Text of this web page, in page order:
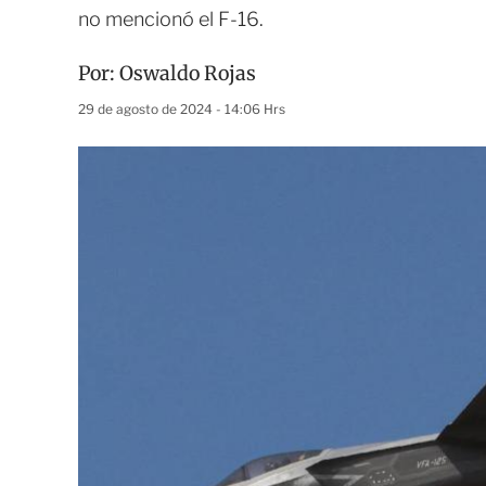
no mencionó el F-16.
Por: Oswaldo Rojas
29 de agosto de 2024 - 14:06 Hrs